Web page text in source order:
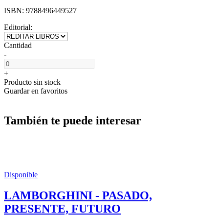
ISBN: 9788496449527
Editorial:
Cantidad
-
+
Producto sin stock
Guardar en favoritos
También te puede interesar
Disponible
LAMBORGHINI - PASADO,
PRESENTE, FUTURO